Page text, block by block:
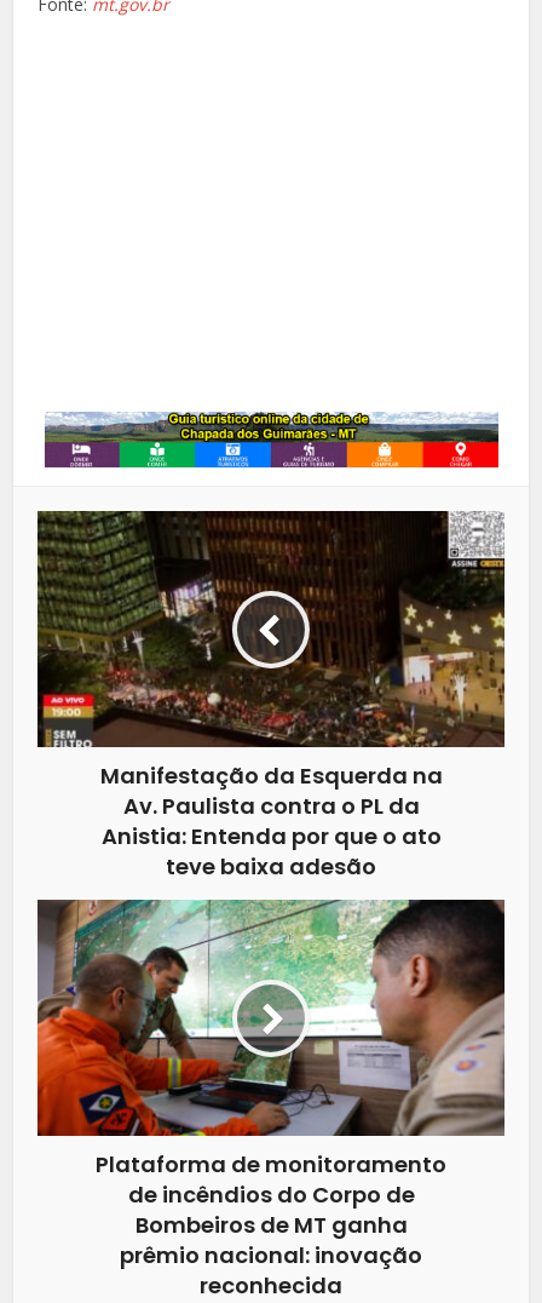
Manifestação da Esquerda na
Av. Paulista contra o PL da
Anistia: Entenda por que o ato
teve baixa adesão
Plataforma de monitoramento
de incêndios do Corpo de
Bombeiros de MT ganha
prêmio nacional: inovação
reconhecida